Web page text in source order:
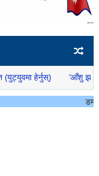
‘आँशु झार्दिन’ म्युजिक
डम्बर थामीको ब्लगमा स्वागत छ